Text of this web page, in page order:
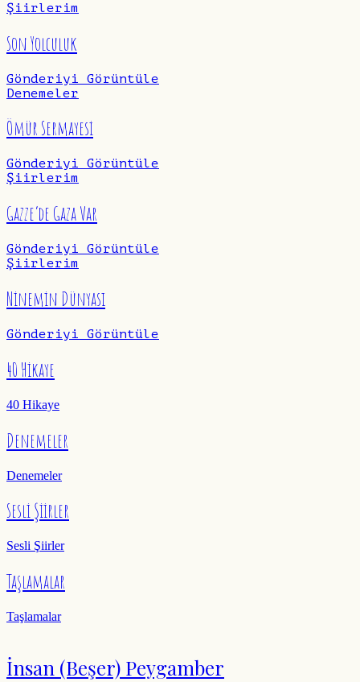
Şiirlerim
Son Yolculuk
Gönderiyi Görüntüle
Denemeler
Ömür Sermayesi
Gönderiyi Görüntüle
Şiirlerim
Gazze’de Gaza Var
Gönderiyi Görüntüle
Şiirlerim
Ninemin Dünyası
Gönderiyi Görüntüle
40 Hikaye
40 Hikaye
Denemeler
Denemeler
Sesli Şiirler
Sesli Şiirler
Taşlamalar
Taşlamalar
İnsan (Beşer) Peygamber